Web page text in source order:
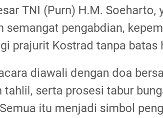
TNI (Purn) H.M. Soeharto,
semangat pengabdian,
prajurit Kostrad tanpa batas
diawali dengan doa
tahlil, serta prosesi tabur
itu menjadi simbol